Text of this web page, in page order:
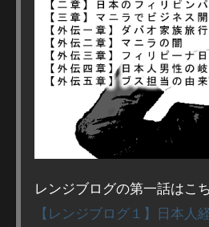
レンジブログの第一話はこ
【レンジブログ１】日本人